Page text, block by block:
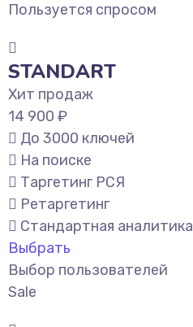
Пользуется спросом
STANDART
Хит продаж
14 900 ₽
До 3000 ключей
На поиске
Таргетинг РСЯ
Ретаргетинг
Стандартная аналитика
Выбрать
Выбор пользователей
Sale